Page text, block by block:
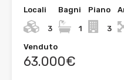
Locali
3
Bagni
1
Piano
3
Venduto
63.000€